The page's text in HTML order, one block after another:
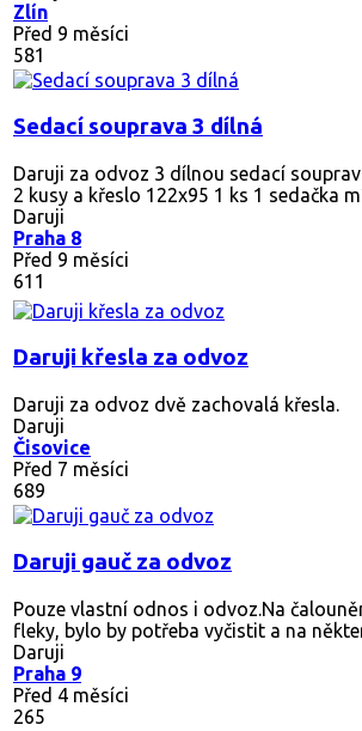
Zlín
Před 9 měsíci
581
Sedací souprava 3 dílná
Daruji za odvoz 3 dílnou sedací
2 kusy a křeslo 122x95 1 ks 1 sedačka
Daruji
Praha 8
Před 9 měsíci
611
Daruji křesla za odvoz
Daruji za odvoz dvě zachovalá křesla.
Daruji
Čisovice
Před 7 měsíci
689
Daruji gauč za odvoz
Pouze vlastní odnos i odvoz.Na
fleky, bylo by potřeba vyčistit a na
Daruji
Praha 9
Před 4 měsíci
265